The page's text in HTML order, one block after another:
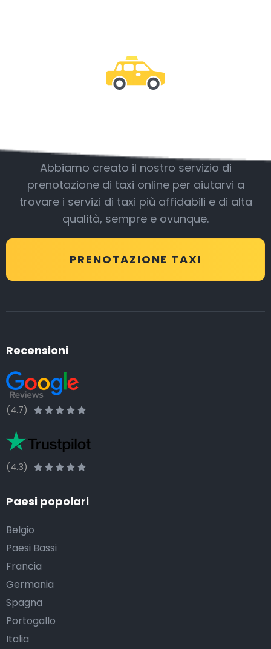
Abbiamo creato il nostro servizio di
prenotazione di taxi online per aiutarvi a
trovare i servizi di taxi più affidabili e di alta
qualità, sempre e ovunque.
PRENOTAZIONE TAXI
Recensioni
(4.7)
(4.3)
Paesi popolari
Belgio
Paesi Bassi
Francia
Germania
Spagna
Portogallo
Italia